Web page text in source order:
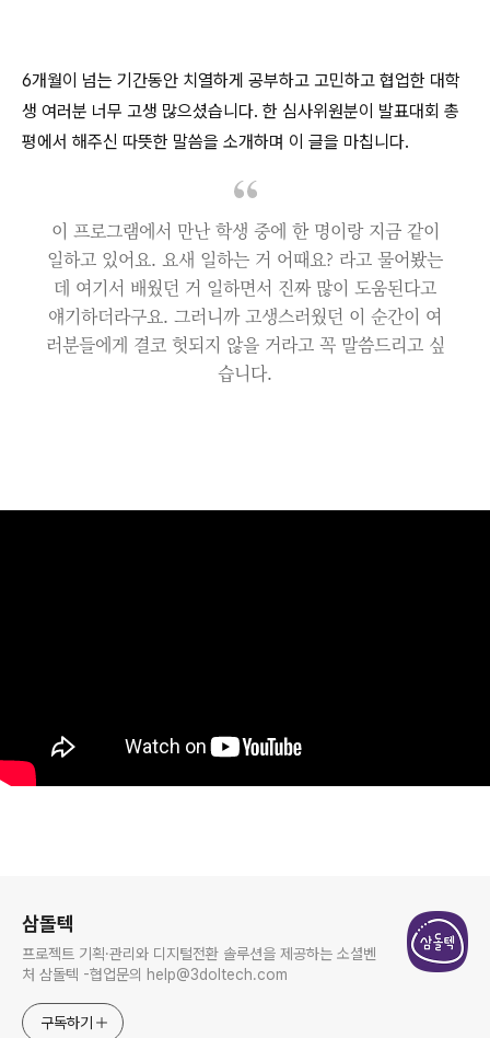
6개월이 넘는 기간동안 치열하게 공부하고 고민하고 협업한 대학
생 여러분 너무 고생 많으셨습니다. 한 심사위원분이 발표대회 총
평에서 해주신 따뜻한 말씀을 소개하며 이 글을 마칩니다.
이 프로그램에서 만난 학생 중에 한 명이랑 지금 같이
일하고 있어요. 요새 일하는 거 어때요? 라고 물어봤는
데 여기서 배웠던 거 일하면서 진짜 많이 도움된다고
얘기하더라구요. 그러니까 고생스러웠던 이 순간이 여
러분들에게 결코 헛되지 않을 거라고 꼭 말씀드리고 싶
습니다.
삼돌텍
프로젝트 기획·관리와 디지털전환 솔루션을 제공하는 소셜벤
처 삼돌텍 -협업문의 help@3doltech.com
구독하기